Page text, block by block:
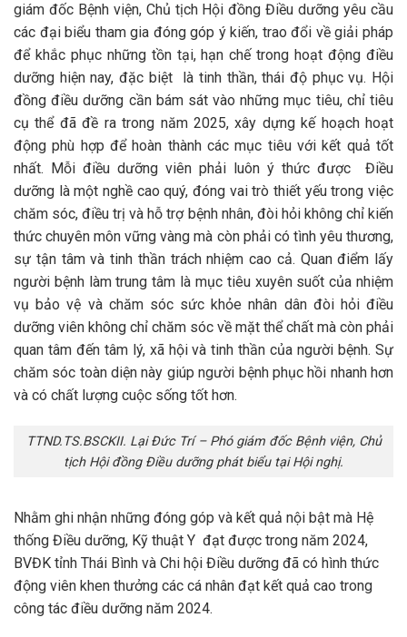
giám đốc Bệnh viện, Chủ tịch Hội đồng Điều dưỡng yêu cầu
các đại biểu tham gia đóng góp ý kiến, trao đổi về giải pháp
để khắc phục những tồn tại, hạn chế trong hoạt động điều
dưỡng hiện nay, đặc biệt là tinh thần, thái độ phục vụ. Hội
đồng điều dưỡng cần bám sát vào những mục tiêu, chỉ tiêu
cụ thể đã đề ra trong năm 2025, xây dựng kế hoạch hoạt
động phù hợp để hoàn thành các mục tiêu với kết quả tốt
nhất. Mỗi điều dưỡng viên phải luôn ý thức được Điều
dưỡng là một nghề cao quý, đóng vai trò thiết yếu trong việc
chăm sóc, điều trị và hỗ trợ bệnh nhân, đòi hỏi không chỉ kiến
thức chuyên môn vững vàng mà còn phải có tình yêu thương,
sự tận tâm và tinh thần trách nhiệm cao cả. Quan điểm lấy
người bệnh làm trung tâm là mục tiêu xuyên suốt của nhiệm
vụ bảo vệ và chăm sóc sức khỏe nhân dân đòi hỏi điều
dưỡng viên không chỉ chăm sóc về mặt thể chất mà còn phải
quan tâm đến tâm lý, xã hội và tinh thần của người bệnh. Sự
chăm sóc toàn diện này giúp người bệnh phục hồi nhanh hơn
và có chất lượng cuộc sống tốt hơn.
TTND.TS.BSCKII. Lại Đức Trí – Phó giám đốc Bệnh viện, Chủ
tịch Hội đồng Điều dưỡng phát biểu tại Hội nghị.
Nhằm ghi nhận những đóng góp và kết quả nội bật mà Hệ
thống Điều dưỡng, Kỹ thuật Y đạt được trong năm 2024,
BVĐK tỉnh Thái Bình và Chi hội Điều dưỡng đã có hình thức
động viên khen thưởng các cá nhân đạt kết quả cao trong
công tác điều dưỡng năm 2024.